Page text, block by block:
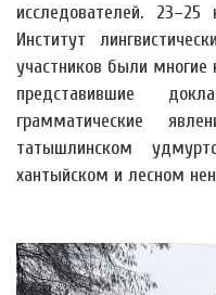
исследователей.
Институт
участников были
представившие
грамматические
татышлинском
хантыйском и лесном